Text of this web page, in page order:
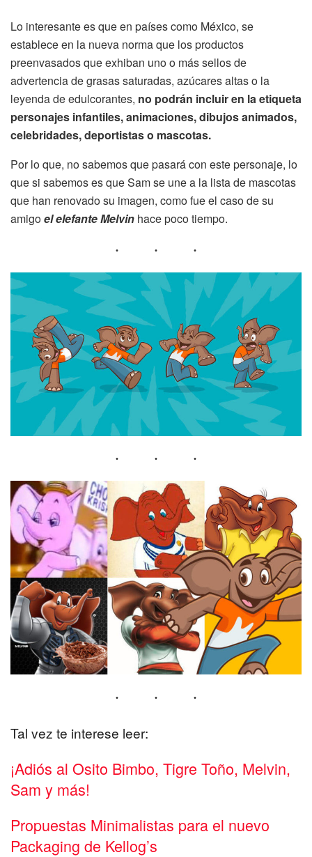
Lo interesante es que en países como México, se
establece en la nueva norma que los productos
preenvasados que exhiban uno o más sellos de
advertencia de grasas saturadas, azúcares altas o la
leyenda de edulcorantes, no podrán incluir en la etiqueta
personajes infantiles, animaciones, dibujos animados,
celebridades, deportistas o mascotas.
Por lo que, no sabemos que pasará con este personaje, lo
que si sabemos es que Sam se une a la lista de mascotas
que han renovado su imagen, como fue el caso de su
amigoel elefante Melvin hace poco tiempo.
Tal vez te interese leer:
¡Adiós al Osito Bimbo, Tigre Toño, Melvin,
Sam y más!
Propuestas Minimalistas para el nuevo
Packaging de Kellog’s